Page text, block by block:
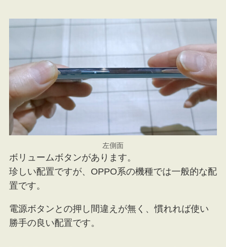
左側面
ボリュームボタンがあります。
珍しい配置ですが、OPPO系の機種では一般的な配
置です。
電源ボタンとの押し間違えが無く、慣れれば使い
勝手の良い配置です。